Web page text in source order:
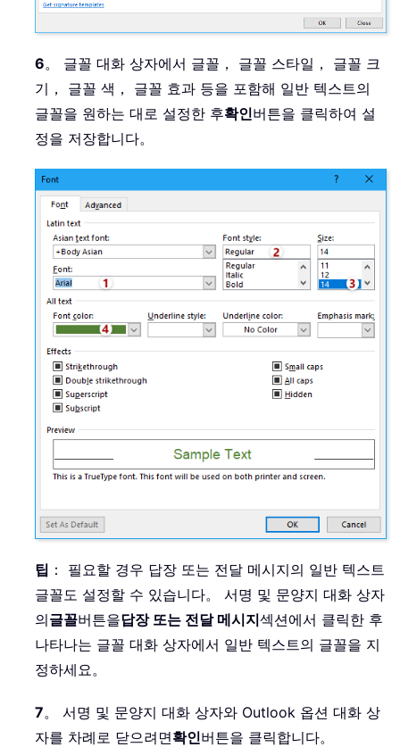
6。 글꼴 대화 상자에서 글꼴， 글꼴 스타일， 글꼴 크
기， 글꼴 색， 글꼴 효과 등을 포함해 일반 텍스트의
글꼴을 원하는 대로 설정한 후확인버튼을 클릭하여 설
정을 저장합니다。
팁 ： 필요할 경우 답장 또는 전달 메시지의 일반 텍스트
글꼴도 설정할 수 있습니다。 서명 및 문양지 대화 상자
의글꼴버튼을답장 또는 전달 메시지섹션에서 클릭한 후
나타나는 글꼴 대화 상자에서 일반 텍스트의 글꼴을 지
정하세요。
7。 서명 및 문양지 대화 상자와 Outlook 옵션 대화 상
자를 차례로 닫으려면확인버튼을 클릭합니다。